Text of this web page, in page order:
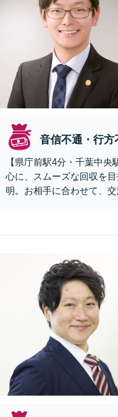
音信不通・行方
【県庁前駅4分・千葉中
心に、スムーズな回収を
明。お相手に合わせて、